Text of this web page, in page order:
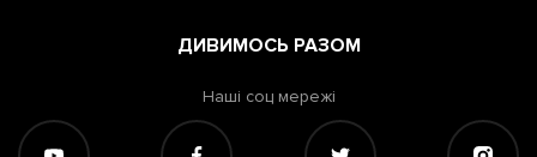
ДИВИМОСЬ РАЗОМ
Наші соц мережі